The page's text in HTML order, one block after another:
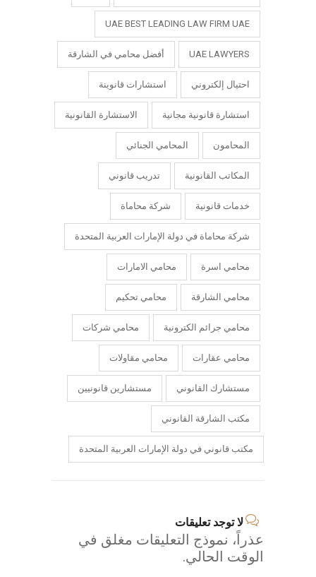
UAE BEST LEADING LAW FIRM UAE
UAE LAWYERS أفضل محامي في الشارقة
احتيال إلكتروني استشارات قانوينة
استشارة قانونية مجانية الاستشارة القانونية
المحامون المحامي الجنائي
المكاتب القانونية تدريب قانوني
خدمات قانونية شركة محاماة
شركة محاماة في دولة الإمارات العربية المتحدة
محامي اسرة محامي الامارات
محامي الشارقة محامي تحكيم
محامي جرائم الكترونية محامي شركات
محامي عقارات محامي مقاولات
مستشارك القانوني مستشارين قانونيين
مكتب الشارقة القانوني
مكتب قانوني في دولة الإمارات العربية المتحدة
لا توجد تعليقات
عذراً، نموذج التعليقات مغلق في
الوقت الحالي.